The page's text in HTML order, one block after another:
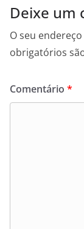
Deixe um
O seu
obrigatórios
Comentário *